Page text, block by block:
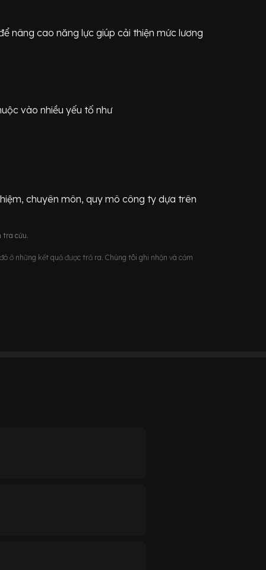
nâng cao năng lực giúp cải thiện mức lương
vào nhiều yếu tố như
chuyên môn, quy mô công ty dựa trên
tra cứu.
ở những kết quả được trả ra. Chúng tôi ghi nhận và cảm